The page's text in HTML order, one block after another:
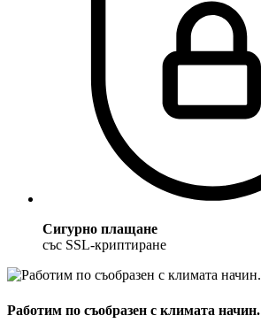
Сигурно плащане
със SSL-криптиране
Работим по съобразен с климата начин.